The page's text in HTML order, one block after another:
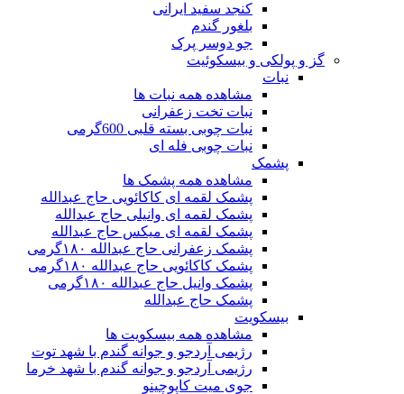
کنجد سفید ایرانی
بلغور گندم
جو دوسر پرک
گز و پولکی و بیسکوئیت
نبات
مشاهده همه نبات ها
نبات تخت زعفرانی
نبات چوبی بسته قلبی 600گرمی
نبات چوبی فله ای
پشمک
مشاهده همه پشمک ها
پشمک لقمه ای کاکائویی حاج عبدالله
پشمک لقمه ای وانیلی حاج عبدالله
پشمک لقمه ای میکس حاج عبدالله
پشمک زعفرانی حاج عبدالله ۱۸۰گرمی
پشمک کاکائویی حاج عبدالله ۱۸۰گرمی
پشمک وانیل حاج عبدالله ۱۸۰گرمی
پشمک حاج عبدالله
بیسکویت
مشاهده همه بیسکویت ها
رژیمی آردجو و جوانه گندم با شهد توت
رژیمی آردجو و جوانه گندم با شهد خرما
جوی میت کاپوچینو